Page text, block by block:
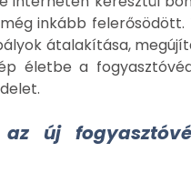
inkább felerősödött.
átalakítása,
életbe a
új